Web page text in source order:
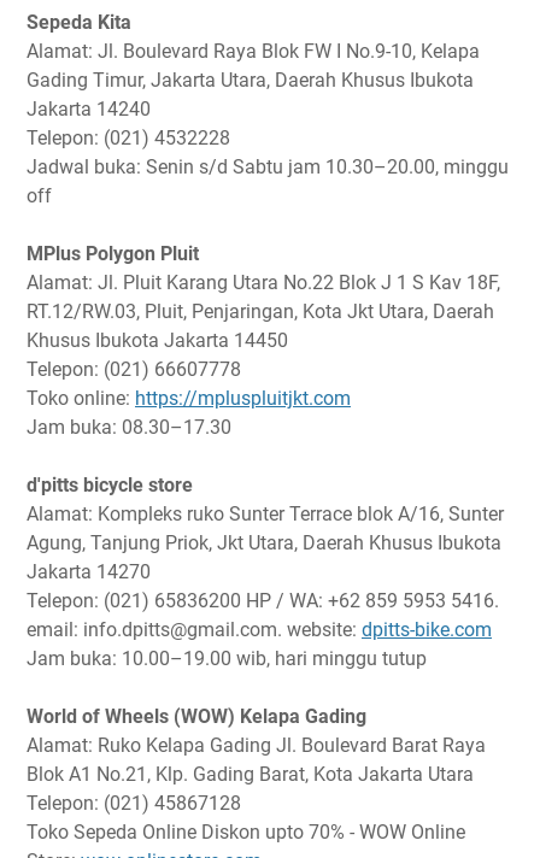
Sepeda Kita
Alamat: Jl. Boulevard Raya Blok FW I No.9-10, Kelapa
Gading Timur, Jakarta Utara, Daerah Khusus Ibukota
Jakarta 14240
Telepon: (021) 4532228
Jadwal buka: Senin s/d Sabtu jam 10.30–20.00, minggu
off
MPlus Polygon Pluit
Alamat: Jl. Pluit Karang Utara No.22 Blok J 1 S Kav 18F,
RT.12/RW.03, Pluit, Penjaringan, Kota Jkt Utara, Daerah
Khusus Ibukota Jakarta 14450
Telepon: (021) 66607778
Toko online: https://mpluspluitjkt.com
Jam buka: 08.30–17.30
d'pitts bicycle store
Alamat: Kompleks ruko Sunter Terrace blok A/16, Sunter
Agung, Tanjung Priok, Jkt Utara, Daerah Khusus Ibukota
Jakarta 14270
Telepon: (021) 65836200 HP / WA: +62 859 5953 5416.
email: info.dpitts@gmail.com. website: dpitts-bike.com
Jam buka: 10.00–19.00 wib, hari minggu tutup
World of Wheels (WOW) Kelapa Gading
Alamat: Ruko Kelapa Gading Jl. Boulevard Barat Raya
Blok A1 No.21, Klp. Gading Barat, Kota Jakarta Utara
Telepon: (021) 45867128
Toko Sepeda Online Diskon upto 70% - WOW Online